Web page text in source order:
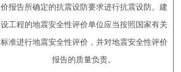
价报告所确定的抗震设防要求进行抗震设防。建
设工程的地震安全性评价单位应当按照国家有关
标准进行地震安全性评价，并对地震安全性评价
报告的质量负责。